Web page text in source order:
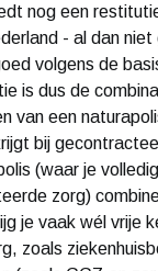
nog een
- al dan
volgens de
is dus de
van een
bij
(waar je
zorg)
je vaak wél vrije
zoals